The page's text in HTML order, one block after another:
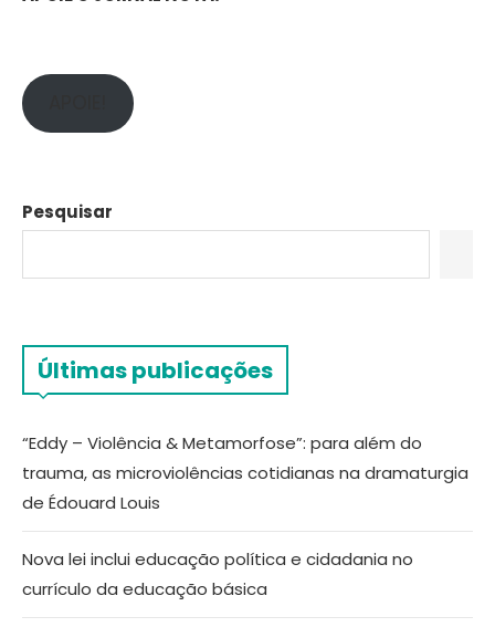
Pesquisar
Últimas publicações
“Eddy – Violência & Metamorfose”: para além do
trauma, as microviolências cotidianas na dramaturgia
de Édouard Louis
Nova lei inclui educação política e cidadania no
currículo da educação básica